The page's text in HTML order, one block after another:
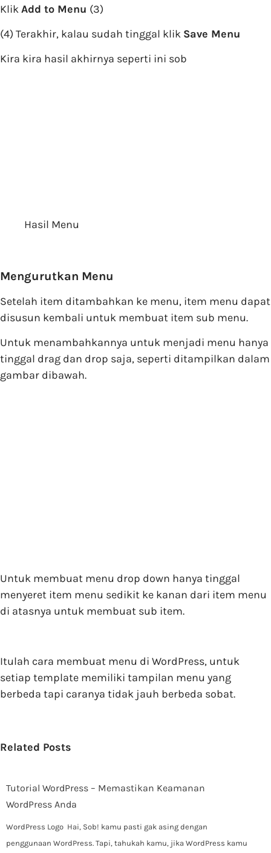
KlikAdd to Menu (3)
(4) Terakhir, kalau sudah tinggal klik Save Menu
Kira kira hasil akhirnya seperti ini sob
Hasil Menu
Mengurutkan Menu
Setelah item ditambahkan ke menu, item menu dapat
disusun kembali untuk membuat item sub menu.
Untuk menambahkannya untuk menjadi menu hanya
tinggal drag dan drop saja, seperti ditampilkan dalam
gambar dibawah.
Untuk membuat menu drop down hanya tinggal
menyeret item menu sedikit ke kanan dari item menu
di atasnya untuk membuat sub item.
Itulah cara membuat menu di WordPress, untuk
setiap template memiliki tampilan menu yang
berbeda tapi caranya tidak jauh berbeda sobat.
Related Posts
Tutorial WordPress – Memastikan Keamanan
WordPress Anda
WordPress Logo Hai, Sob! kamu pasti gak asing dengan
penggunaan WordPress. Tapi, tahukah kamu, jika WordPress kamu